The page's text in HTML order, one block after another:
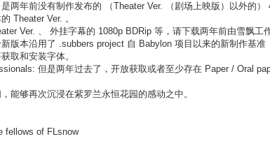
两年前没有制作发布的 （Theater Ver. （剧场上映版）以外的
Theater Ver. 。
Ver. 、 外挂字幕的 1080p BDRip 等，请下载两年前由雪飘工
版本沿用了 .subbers project 自 Babylon 项目以来的新制作基
取和安装字体。
但是两年过去了，开放获取或者至少存在 Paper / Oral
能够再次沉浸在紫罗兰永恒花园的感动之中。
fellows of FLsnow